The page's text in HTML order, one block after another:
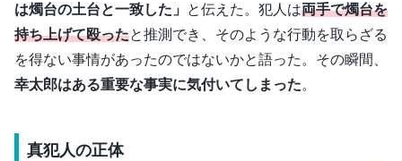
は燭台の土台と一致した」 と伝えた。犯人は両手で燭台を
持ち上げて殴ったと推測でき、そのような行動を取らざる
を得ない事情があったのではないかと語った。その瞬間、
幸太郎はある重要な事実に気付いてしまった。
真犯人の正体